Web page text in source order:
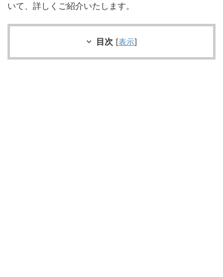
いて、詳しくご紹介いたします。
目次 [表示]